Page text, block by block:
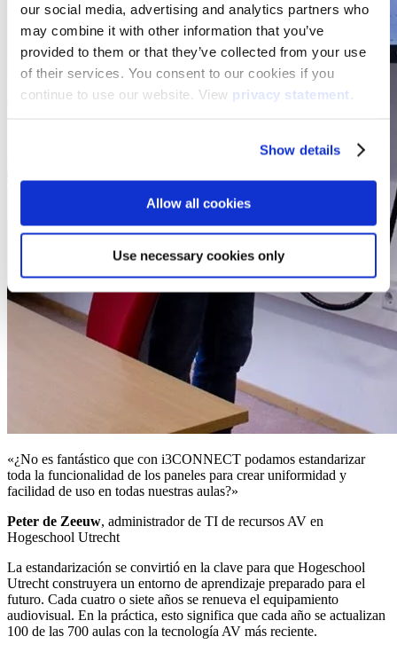
our social media, advertising and analytics partners who
may combine it with other information that you’ve
provided to them or that they’ve collected from your use
of their services. You consent to our cookies if you
continue to use our website. View privacy statement
Show details
Allow all cookies
Use necessary cookies only
«¿No es fantástico que con i3CONNECT podamos estandarizar
toda la funcionalidad de los paneles para crear uniformidad y
facilidad de uso en todas nuestras aulas?»
Peter de Zeeuw, administrador de TI de recursos AV en
Hogeschool Utrecht
La estandarización se convirtió en la clave para que Hogeschool
Utrecht construyera un entorno de aprendizaje preparado para el
futuro. Cada cuatro o siete años se renueva el equipamiento
audiovisual. En la práctica, esto significa que cada año se actualizan
100 de las 700 aulas con la tecnología AV más reciente.